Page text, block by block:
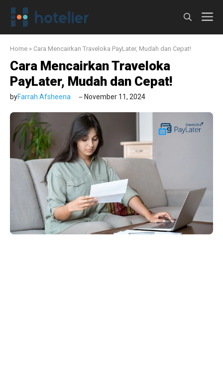
Langsung
Home » Cara Mencairkan Traveloka PayLater, Mudah dan Cepat!
Cara Mencairkan Traveloka
PayLater, Mudah dan Cepat!
byFarrah Afsheena November 11, 2024